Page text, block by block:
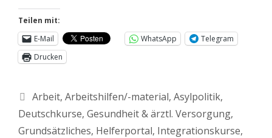
Teilen mit:
E-Mail
WhatsApp
Telegram
Drucken
Arbeit, Arbeitshilfen/-material, Asylpolitik,
Deutschkurse, Gesundheit & ärztl. Versorgung,
Grundsätzliches, Helferportal, Integrationskurse,